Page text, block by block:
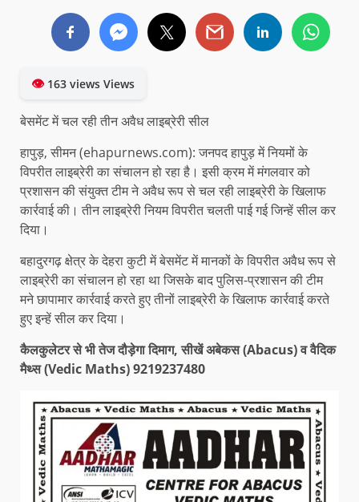
👁163 views Views
बेसमेंट में चल रही तीन अवैध लाइब्रेरी सील
हापुड़, सीमन (ehapurnews.com): जनपद हापुड़ में नियमों के
विपरीत लाइब्रेरी का संचालन हो रहा है। इसी क्रम में मंगलवार को
प्रशासन की संयुक्त टीम ने अवैध रूप से चल रही लाइब्रेरी के खिलाफ
कार्रवाई की। तीन लाइब्रेरी नियम विपरीत चलती पाई गई जिन्हें सील कर
दिया।
बहादुरगढ़ क्षेत्र के देहरा कुटी में बेसमेंट में मानकों के विपरीत अवैध रूप से
लाइब्रेरी का संचालन हो रहा था जिसके बाद पुलिस-प्रशासन की टीम
मने छापामार कार्रवाई करते हुए तीनों लाइब्रेरी के खिलाफ कार्रवाई करते
हुए इन्हें सील कर दिया।
कैलकुलेटर से भी तेज दौड़ेगा दिमाग, सीखें अबेकस (Abacus) व वैदिक
मैथ्स (Vedic Maths) 9219237480